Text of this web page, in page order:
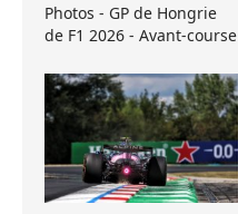
Photos - GP de Hongrie
de F1 2026 - Avant-course